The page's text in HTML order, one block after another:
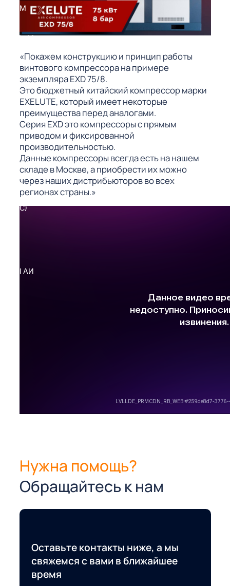
«Покажем конструкцию и принцип работы
винтового компрессора на примере
экземпляра EXD 75/8.
Это бюджетный китайский компрессор марки
EXELUTE, который имеет некоторые
преимущества перед аналогами.
Серия EXD это компрессоры с прямым
приводом и фиксированной
производительностью.
Данные компрессоры всегда есть на нашем
складе в Москве, а приобрести их можно
через наших дистрибьюторов во всех
регионах страны.»
Нужна помощь?
Обращайтесь к нам
Оставьте контакты ниже, а мы
свяжемся с вами в ближайшее
время
(3-40
(МКС)
АИ